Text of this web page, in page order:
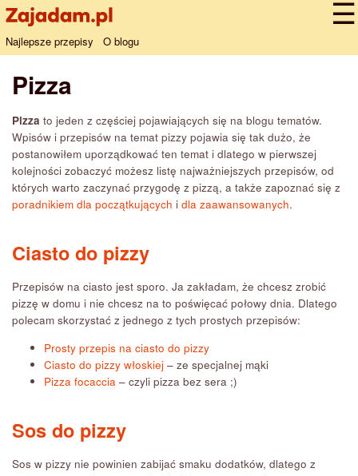
Najlepsze przepisy O blogu
Pizza
Pizza to jeden z częściej pojawiających się na blogu tematów.
Wpisów i przepisów na temat pizzy pojawia się tak dużo, że
postanowiłem uporządkować ten temat i dlatego w pierwszej
kolejności zobaczyć możesz listę najważniejszych przepisów, od
których warto zaczynać przygodę z pizzą, a także zapoznać się z
poradnikiem dla początkujących i dla zaawansowanych.
Ciasto do pizzy
Przepisów na ciasto jest sporo. Ja zakładam, że chcesz zrobić
pizzę w domu i nie chcesz na to poświęcać połowy dnia. Dlatego
polecam skorzystać z jednego z tych prostych przepisów:
Prosty przepis na ciasto do pizzy
Ciasto do pizzy włoskiej – ze specjalnej mąki
Pizza focaccia – czyli pizza bez sera ;)
Sos do pizzy
Sos w pizzy nie powinien zabijać smaku dodatków, dlatego z